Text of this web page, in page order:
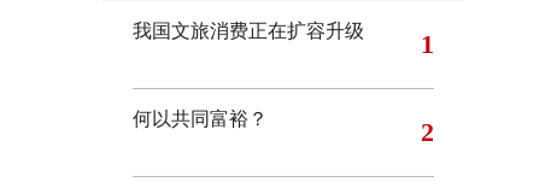
我国文旅消费正在扩容升级 1
何以共同富裕？ 2